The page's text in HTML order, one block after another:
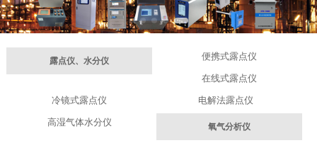
露点仪、水分仪 便携式露点仪
在线式露点仪
冷镜式露点仪 电解法露点仪
高湿气体水分仪 氧气分析仪